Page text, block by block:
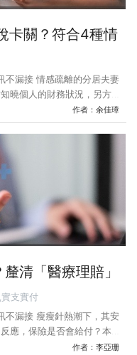
卡關？符合4種情
不漏接 情感疏離的分居夫妻
曉個人的財務狀況，另方面
別申報所得稅？針對隱私等
為報稅利益起爭執 林先生
子，一家三口在台北生活。
職，夫妻關係逐漸疏離，
分居後由陳小姐負責照顧
姐擔心合併申報會讓林先
各自申
作者： 余佳璋
清「醫療理賠」
支實付
不漏接 瘦瘦針熱潮下，其安
應，保險是否會給付？本文
，確保追求體態時，可避開
作者： 李亞珊